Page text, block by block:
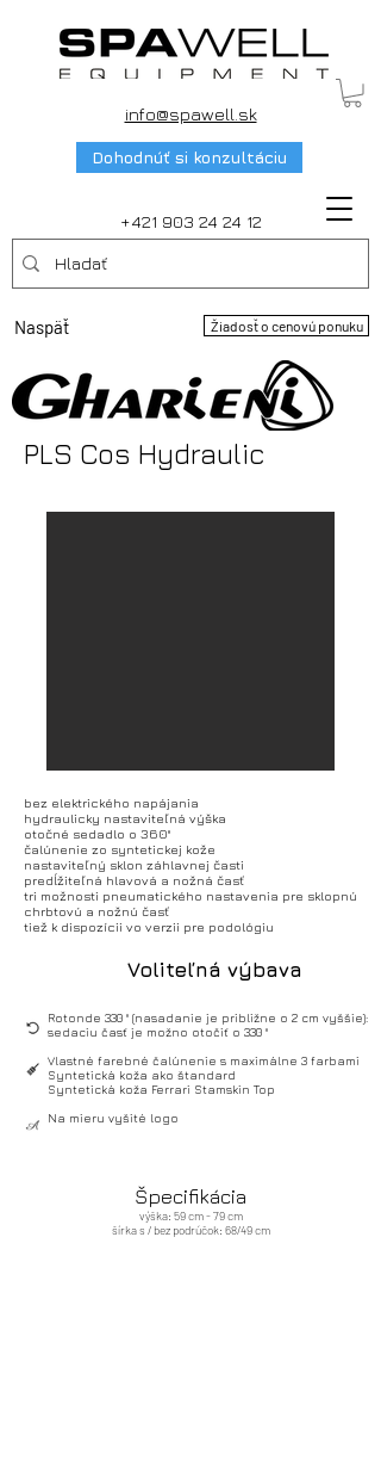
+421 903 24 24 12
info@spawell.sk
Dohodnúť si konzultáciu
Naspäť Žiadosť o cenovú ponuku
PLS Cos Hydraulic
bez elektrického napájania
hydraulicky nastaviteľná výška
otočné sedadlo o 360°
čalúnenie zo syntetickej kože
nastaviteľný sklon záhlavnej časti
predĺžiteľná hlavová a nožná časť
tri možnosti pneumatického nastavenia pre sklopnú
chrbtovú a nožnú časť
tiež k dispozícii vo verzii pre podológiu
Voliteľná výbava
Rotonde 330 ° (nasadanie je približne o 2 cm vyššie):
sedaciu časť je možno otočiť o 330 °
Vlastné farebné čalúnenie s maximálne 3 farbami
Syntetická koža ako štandard
Syntetická koža Ferrari Stamskin Top
Na mieru vyšité logo
Špecifikácia
výška: 59 cm - 79 cm
šírka s / bez podrúčok: 68/49 cm